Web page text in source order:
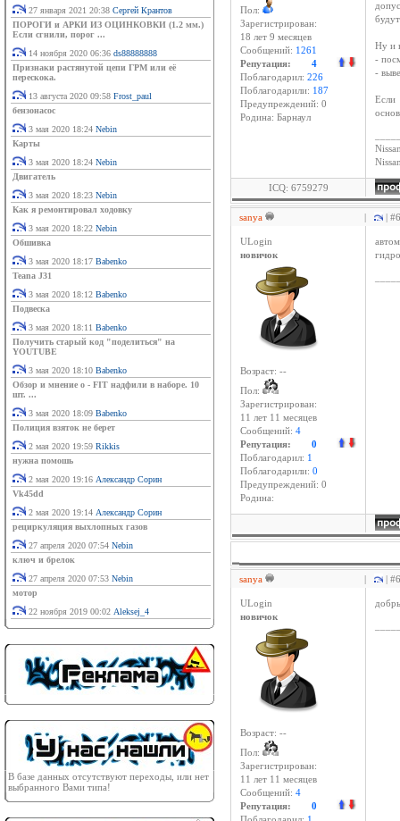
27 января 2021 20:38 Сергей Крантов
ПОРОГИ и АРКИ ИЗ ОЦИНКОВКИ (1.2 мм.)
Если сгнили, порог ...
14 ноября 2020 06:36 ds88888888
Признаки растянутой цепи ГРМ или её
перескока.
13 августа 2020 09:58 Frost_paul
бензонасос
3 мая 2020 18:24 Nebin
Карты
3 мая 2020 18:24 Nebin
Двигатель
3 мая 2020 18:23 Nebin
Как я ремонтировал ходовку
3 мая 2020 18:22 Nebin
Обшивка
3 мая 2020 18:17 Babenko
Teana J31
3 мая 2020 18:12 Babenko
Подвеска
3 мая 2020 18:11 Babenko
Получить старый код "поделиться" на
YOUTUBE
3 мая 2020 18:10 Babenko
Обзор и мнение о - FIT надфили в наборе. 10
шт. ...
3 мая 2020 18:09 Babenko
Полиция взяток не берет
2 мая 2020 19:59 Rikkis
нужна помошь
2 мая 2020 19:16 Александр Сорин
Vk45dd
2 мая 2020 19:14 Александр Сорин
рециркуляция выхлопных газов
27 апреля 2020 07:54 Nebin
ключ и брелок
27 апреля 2020 07:53 Nebin
мотор
22 ноября 2019 00:02 Aleksej_4
В базе данных отсутствуют переходы, или нет
выбранного Вами типа!
Пол:
Зарегистрирован:
18 лет 9 месяцев
Сообщений: 1261
Репутация: 4
Поблагодарил: 226
Поблагодарили: 187
Предупреждений: 0
Родина: Барнаул
Ну и
-
-
Если
ICQ: 6759279
sanya | |
ULogin
новичок
Возраст: --
Пол:
Зарегистрирован:
11 лет 11 месяцев
Сообщений: 4
Репутация: 0
Поблагодарил: 1
Поблагодарили: 0
Предупреждений: 0
Родина:
sanya | |
ULogin
новичок
Возраст: --
Пол:
Зарегистрирован:
11 лет 11 месяцев
Сообщений: 4
Репутация: 0